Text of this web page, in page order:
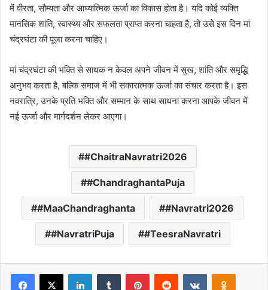
में वीरता, सौम्यता और आध्यात्मिक ऊर्जा का विकास होता है। यदि कोई व्यक्ति
मानसिक शांति, स्वास्थ्य और सफलता प्राप्त करना चाहता है, तो उसे इस दिन मां
चंद्रघंटा की पूजा करना चाहिए।
मां चंद्रघंटा की भक्ति से साधक न केवल अपने जीवन में सुख, शांति और समृद्धि
अनुभव करता है, बल्कि समाज में भी सकारात्मक ऊर्जा का संचार करता है। इस
नवरात्रि, उनके प्रति भक्ति और सम्मान के साथ साधना करना आपके जीवन में
नई ऊर्जा और मार्गदर्शन लेकर आएगा।
#ChaitraNavratri2026
#ChandraghantaPuja
#MaaChandraghanta #Navratri2026
#NavratriPuja #TeesraNavratri
Facebook
X LinkedInTumblr PinterestReddit VKontakte